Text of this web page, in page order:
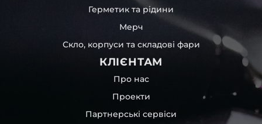
Герметик та рідини
Мерч
Скло, корпуси та складові фари
КЛІЄНТАМ
Про нас
Проекти
Партнерські сервіси